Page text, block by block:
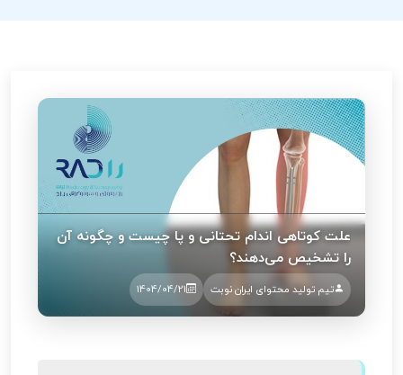
علت کوتاهی اندام تحتانی و پا چیست و چگونه آن
را تشخیص می‌دهند؟
تیم تولید محتوای ایران نوبت 1404/04/21